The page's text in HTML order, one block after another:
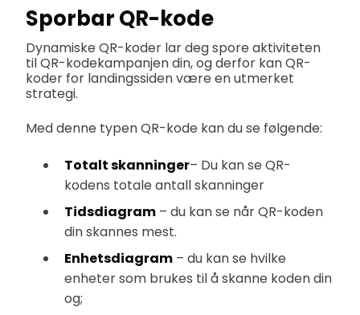
Sporbar QR-kode
Dynamiske QR-koder lar deg spore aktiviteten
til QR-kodekampanjen din, og derfor kan QR-
koder for landingssiden være en utmerket
strategi.
Med denne typen QR-kode kan du se følgende:
Totalt skanninger– Du kan se QR-
kodens totale antall skanninger
Tidsdiagram – du kan se når QR-koden
din skannes mest.
Enhetsdiagram – du kan se hvilke
enheter som brukes til å skanne koden din
og;